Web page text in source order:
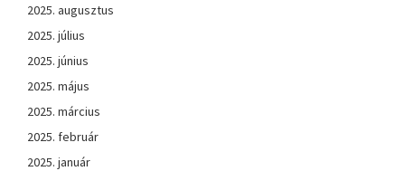
2025. augusztus
2025. július
2025. június
2025. május
2025. március
2025. február
2025. január